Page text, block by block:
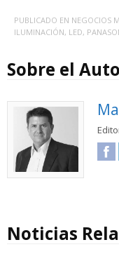
PUBLICADO EN NEGOCIOS
ILUMINACIÓN, LED,
Sobre el
Noticias